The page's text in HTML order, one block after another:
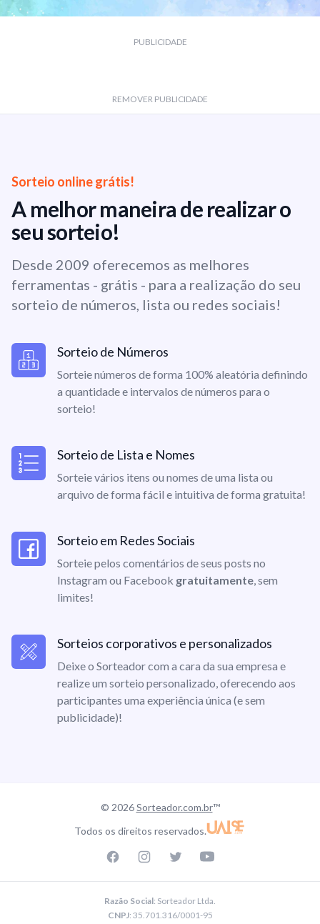
PUBLICIDADE
REMOVER PUBLICIDADE
Sorteio online grátis!
A melhor maneira de realizar o
seu sorteio!
Desde 2009 oferecemos as melhores
ferramentas - grátis - para a realização do seu
sorteio de números, lista ou redes sociais!
Sorteio de Números
Sorteie números de forma 100% aleatória definindo
a quantidade e intervalos de números para o
sorteio!
Sorteio de Lista e Nomes
Sorteie vários itens ou nomes de uma lista ou
arquivo de forma fácil e intuitiva de forma gratuita!
Sorteio em Redes Sociais
Sorteie pelos comentários de seus posts no
Instagram ou Facebook gratuitamente, sem
limites!
Sorteios corporativos e personalizados
Deixe o Sorteador com a cara da sua empresa e
realize um sorteio personalizado, oferecendo aos
participantes uma experiência única (e sem
publicidade)!
© 2026Sorteador.com.br™
Todos os direitos reservados.
Razão Social: Sorteador Ltda.
CNPJ: 35.701.316/0001-95